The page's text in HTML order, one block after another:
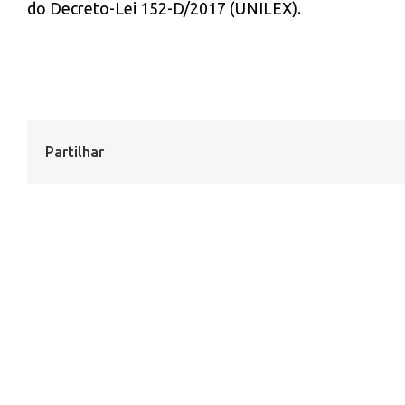
do Decreto-Lei 152-D/2017 (UNILEX).
Partilhar